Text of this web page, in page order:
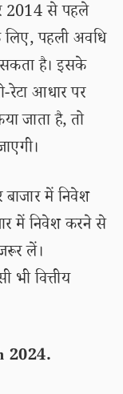
2014 से पहले
पहली अवधि
है। इसके
रेटा आधार पर
जाता है, तो
में निवेश
में निवेश करने से
लें।
वित्तीय
2024.